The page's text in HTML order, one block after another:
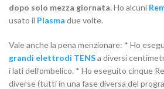
dopo solo mezza giornata.Ho alcuni
usato il Plasma due volte.
Vale anche la pena menzionare: * Ho
grandi elettrodi TENSa diversi
i lati dell’ombelico. * Ho eseguito cinque
diverse (tutti in una fase diversa del